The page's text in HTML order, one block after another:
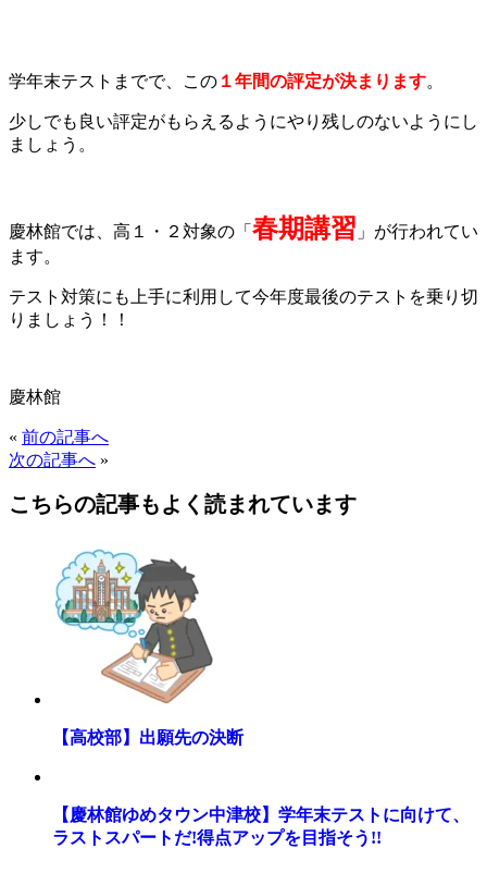
学年末テストまでで、この １年間の評定が決まります。
少しでも良い評定がもらえるようにやり残しのないようにし
ましょう。
慶林館では、高１・２対象の「 春期講習 」が行われてい
ます。
テスト対策にも上手に利用して今年度最後のテストを乗り切
りましょう！！
慶林館
« 前の記事へ
次の記事へ »
こちらの記事もよく読まれています
【高校部】出願先の決断
【慶林館ゆめタウン中津校】学年末テストに向けて、
ラストスパートだ!得点アップを目指そう!!